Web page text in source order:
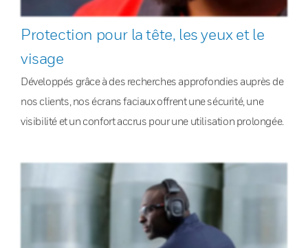
Protection pour la tête, les yeux et le
visage
Développés grâce à des recherches approfondies auprès de
nos clients, nos écrans faciaux offrent une sécurité, une
visibilité et un confort accrus pour une utilisation prolongée.